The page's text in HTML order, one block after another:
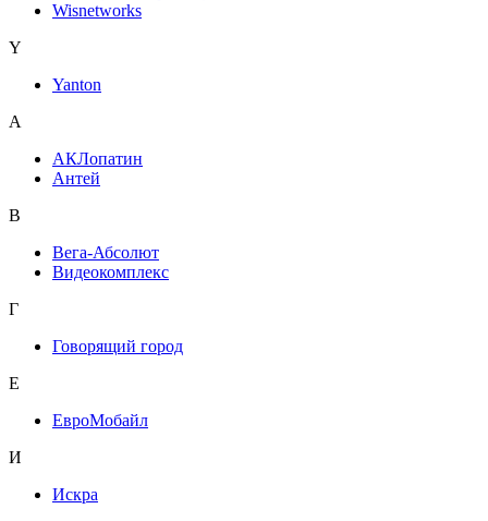
Wisnetworks
Y
Yanton
А
АКЛопатин
Антей
В
Вега-Абсолют
Видеокомплекс
Г
Говорящий город
Е
ЕвроМобайл
И
Искра